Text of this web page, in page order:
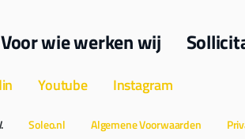
Voor wie werken wij
Youtube Instagram
Soleo.nl Algemene Voorwaarden